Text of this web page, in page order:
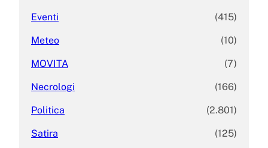
Eventi (415)
Meteo (10)
MOVITA (7)
Necrologi (166)
Politica (2.801)
Satira (125)